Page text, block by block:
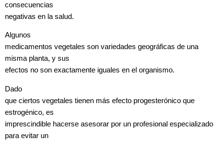
consecuencias
negativas en la salud.
Algunos
medicamentos vegetales son variedades geográficas de una
misma planta, y sus
efectos no son exactamente iguales en el organismo.
Dado
que ciertos vegetales tienen más efecto progesterónico que
estrogénico, es
imprescindible hacerse asesorar por un profesional especializado
para evitar un